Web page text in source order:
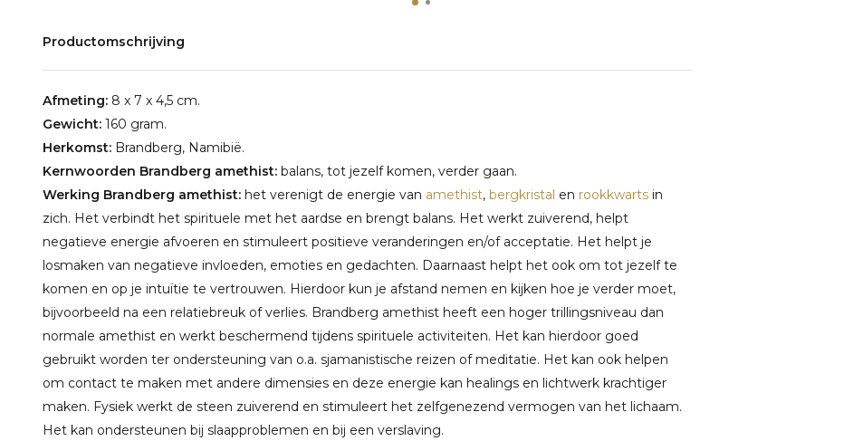
Productomschrijving
Afmeting: 8 x 7 x 4,5 cm.
Gewicht: 160 gram.
Herkomst: Brandberg, Namibië.
Kernwoorden Brandberg amethist: balans, tot jezelf komen, verder gaan.
Werking Brandberg amethist: het verenigt de energie van amethist, bergkristal en rookkwarts in
zich. Het verbindt het spirituele met het aardse en brengt balans. Het werkt zuiverend, helpt
negatieve energie afvoeren en stimuleert positieve veranderingen en/of acceptatie. Het helpt je
losmaken van negatieve invloeden, emoties en gedachten. Daarnaast helpt het ook om tot jezelf te
komen en op je intuïtie te vertrouwen. Hierdoor kun je afstand nemen en kijken hoe je verder moet,
bijvoorbeeld na een relatiebreuk of verlies. Brandberg amethist heeft een hoger trillingsniveau dan
normale amethist en werkt beschermend tijdens spirituele activiteiten. Het kan hierdoor goed
gebruikt worden ter ondersteuning van o.a. sjamanistische reizen of meditatie. Het kan ook helpen
om contact te maken met andere dimensies en deze energie kan healings en lichtwerk krachtiger
maken. Fysiek werkt de steen zuiverend en stimuleert het zelfgenezend vermogen van het lichaam.
Het kan ondersteunen bij slaapproblemen en bij een verslaving.